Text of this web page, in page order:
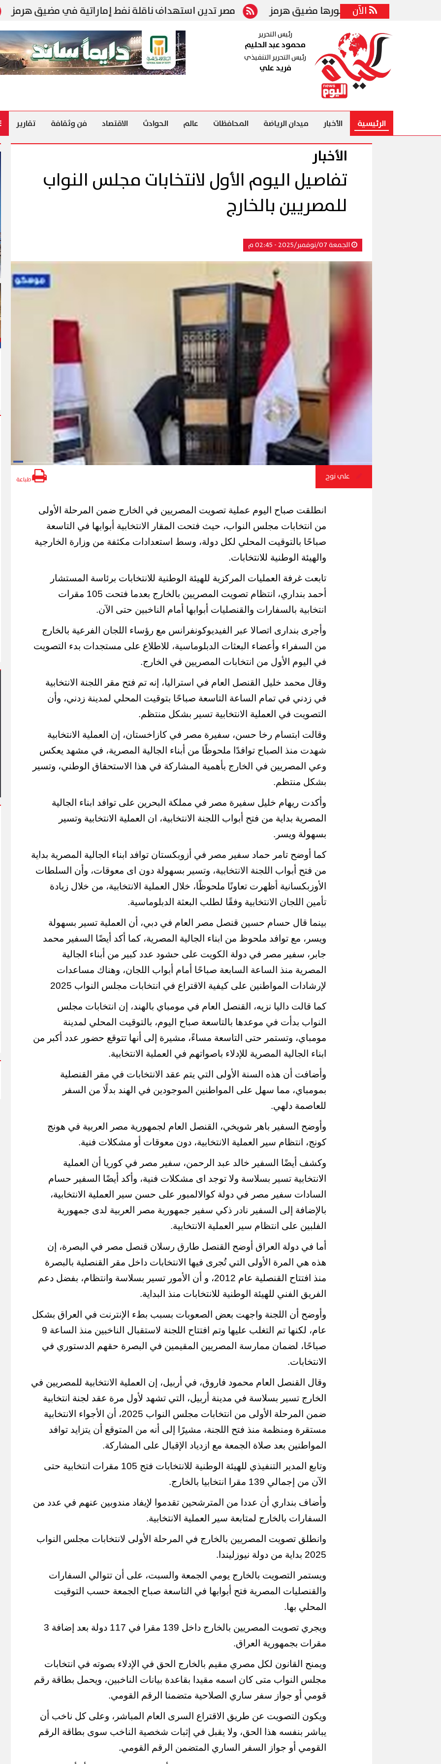
الآن مكتب مصر تدين استهداف ناقلة نفط إماراتية في مضيق هرمز في أثناء عبورها مضيق هرمز
رئيس التحرير
محمود عبد الحليم
رئيس التحرير التنفيذي
فريد علي
الرئيسية الأخبار ميدان الرياضة المحافظات عالم الحوادث الاقتصاد فن وثقافة تقارير
الأخبار
تفاصيل اليوم الأول لانتخابات مجلس النواب
للمصريين بالخارج
الجمعة 07/نوفمبر/2025 - 02:45 م
علي نوح طباعة
انطلقت صباح اليوم عملية تصويت المصريين في الخارج ضمن المرحلة الأولى
من انتخابات مجلس النواب، حيث فتحت المقار الانتخابية أبوابها في التاسعة
صباحًا بالتوقيت المحلي لكل دولة، وسط استعدادات مكثفة من وزارة الخارجية
والهيئة الوطنية للانتخابات.
تابعت غرفة العمليات المركزية للهيئة الوطنية للانتخابات برئاسة المستشار
أحمد بنداري، انتظام تصويت المصريين بالخارج بعدما فتحت 105 مقرات
انتخابية بالسفارات والقنصليات أبوابها أمام الناخبين حتى الآن.
وأجرى بندارى اتصالا عبر الفيديوكونفرانس مع رؤساء اللجان الفرعية بالخارج
من السفراء وأعضاء البعثات الدبلوماسية، للاطلاع على مستجدات بدء التصويت
في اليوم الأول من انتخابات المصريين في الخارج.
وقال محمد خليل القنصل العام في استراليا، إنه تم فتح مقر اللجنة الانتخابية
في زدني في تمام الساعة التاسعة صباحًا بتوقيت المحلي لمدينة زدني، وأن
التصويت في العملية الانتخابية تسير بشكل منتظم.
وقالت ابتسام رخا حسن، سفيرة مصر في كازاخستان، إن العملية الانتخابية
شهدت منذ الصباح توافدًا ملحوظًا من أبناء الجالية المصرية، في مشهد يعكس
وعي المصريين في الخارج بأهمية المشاركة في هذا الاستحقاق الوطني، وتسير
بشكل منتظم.
وأكدت ريهام خليل سفيرة مصر في مملكة البحرين على توافد ابناء الجالية
المصرية بداية من فتح أبواب اللجنة الانتخابية، ان العملية الانتخابية وتسير
بسهولة ويسر.
كما أوضح تامر حماد سفير مصر في أزوبكستان توافد ابناء الجالية المصرية بداية
من فتح أبواب اللجنة الانتخابية، وتسير بسهولة دون اى معوقات، وأن السلطات
الأوزبكسانية أظهرت تعاونًا ملحوظًا، خلال العملية الانتخابية، من خلال زيادة
تأمين اللجان الانتخابية وفقًا لطلب البعثة الدبلوماسية.
بينما قال حسام حسين قنصل مصر العام في دبي، أن العملية تسير بسهولة
ويسر، مع توافد ملحوظ من ابناء الجالية المصرية، كما أكد أيضًا السفير محمد
جابر، سفير مصر في دولة الكويت على حشود عدد كبير من أبناء الجالية
المصرية منذ الساعة السابعة صباحًا أمام أبواب اللجان، وهناك مساعدات
لإرشادات المواطنين على كيفية الاقتراع في انتخابات مجلس النواب 2025
كما قالت داليا نزيه، القنصل العام في مومباي بالهند، إن انتخابات مجلس
النواب بدأت في موعدها بالتاسعة صباح اليوم، بالتوقيت المحلي لمدينة
مومباي، وتستمر حتى التاسعة مساءً، مشيرة إلى أنها تتوقع حضور عدد أكبر من
ابناء الجالية المصرية للإدلاء باصواتهم في العملية الانتخابية.
وأضافت أن هذه السنة الأولى التي يتم عقد الانتخابات في مقر القنصلية
بمومباي، مما سهل على المواطنين الموجودين في الهند بدلًا من السفر
للعاصمة دلهي.
وأوضح السفير باهر شويخي، القنصل العام لجمهورية مصر العربية في هونج
كونج، انتظام سير العملية الانتخابية، دون معوقات أو مشكلات فنية.
وكشف أيضًا السفير خالد عبد الرحمن، سفير مصر في كوريا أن العملية
الانتخابية تسير بسلاسة ولا توجد اى مشكلات فنية، وأكد أيضًا السفير حسام
السادات سفير مصر في دولة كوالالمبور على حسن سير العملية الانتخابية،
بالإضافة إلى السفير نادر ذكي سفير جمهورية مصر العربية لدى جمهورية
الفلبين على انتظام سير العملية الانتخابية.
أما في دولة العراق أوضح القنصل طارق رسلان قنصل مصر في البصرة، إن
هذه هي المرة الأولى التي تُجرى فيها الانتخابات داخل مقر القنصلية بالبصرة
منذ افتتاح القنصلية عام 2012، و أن الأمور تسير بسلاسة وانتظام، بفضل دعم
الفريق الفني للهيئة الوطنية للانتخابات منذ البداية.
وأوضح أن اللجنة واجهت بعض الصعوبات بسبب بطء الإنترنت في العراق بشكل
عام، لكنها تم التغلب عليها وتم افتتاح اللجنة لاستقبال الناخبين منذ الساعة 9
صباحًا، لضمان ممارسة المصريين المقيمين في البصرة حقهم الدستوري في
الانتخابات.
وقال القنصل العام محمود فاروق، في أربيل، إن العملية الانتخابية للمصريين في
الخارج تسير بسلاسة في مدينة أربيل، التي تشهد لأول مرة عقد لجنة انتخابية
ضمن المرحلة الأولى من انتخابات مجلس النواب 2025، أن الأجواء الانتخابية
مستقرة ومنظمة منذ فتح اللجنة، مشيرًا إلى أنه من المتوقع أن يتزايد توافد
المواطنين بعد صلاة الجمعة مع ازدياد الإقبال على المشاركة.
وتابع المدير التنفيذي للهيئة الوطنية للانتخابات فتح 105 مقرات انتخابية حتى
الآن من إجمالي 139 مقرا انتخابيا بالخارج.
وأضاف بنداري أن عددا من المترشحين تقدموا لإيفاد مندوبين عنهم في عدد من
السفارات بالخارج لمتابعة سير العملية الانتخابية.
وانطلق تصويت المصريين بالخارج في المرحلة الأولى لانتخابات مجلس النواب
2025 بداية من دولة نيوزليندا.
ويستمر التصويت بالخارج يومي الجمعة والسبت، على أن تتوالي السفارات
والقنصليات المصرية فتح أبوابها في التاسعة صباح الجمعة حسب التوقيت
المحلي بها.
ويجري تصويت المصريين بالخارج داخل 139 مقرا في 117 دولة بعد إضافة 3
مقرات بجمهورية العراق.
ويمنح القانون لكل مصري مقيم بالخارج الحق في الإدلاء بصوته في انتخابات
مجلس النواب متى كان اسمه مقيدا بقاعدة بيانات الناخبين، ويحمل بطاقة رقم
قومي أو جواز سفر ساري الصلاحية متضمنا الرقم القومي.
ويكون التصويت عن طريق الاقتراع السرى العام المباشر، وعلى كل ناخب أن
يباشر بنفسه هذا الحق، ولا يقبل في إثبات شخصية الناخب سوى بطاقة الرقم
القومي أو جواز السفر الساري المتضمن الرقم القومي.
إقبال كبير ينعش سياحة اليوم الواحد
محافظ القاهرة يشهد أول مشاركة
لكورال التعليم في فعاليات شارع الفن
(صور)
آلاف الزائرين يتدفقون على بورسعيد
وبورفؤاد في عطلة أسبوعية استثنائية